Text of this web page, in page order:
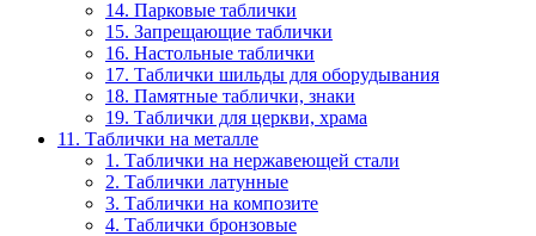
14. Парковые таблички
15. Запрещающие таблички
16. Настольные таблички
17. Таблички шильды для оборудывания
18. Памятные таблички, знаки
19. Таблички для церкви, храма
11. Таблички на металле
1. Таблички на нержавеющей стали
2. Таблички латунные
3. Таблички на композите
4. Таблички бронзовые